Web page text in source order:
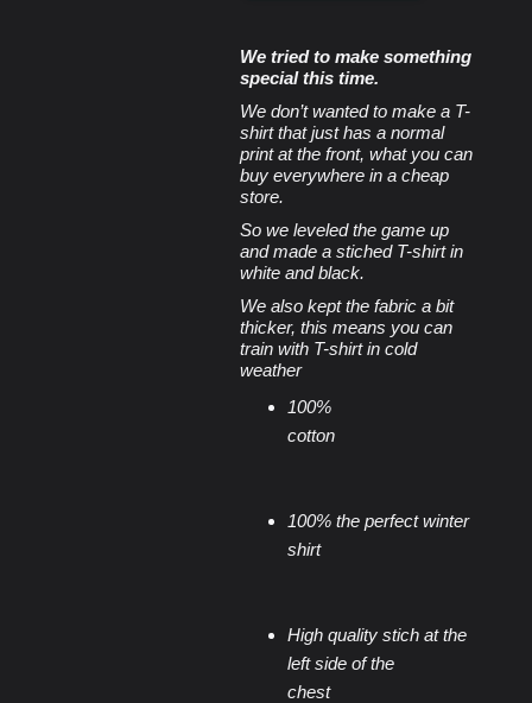
We tried to make something
special this time.
We don’t wanted to make a T-
shirt that just has a normal
print at the front, what you can
buy everywhere in a cheap
store.
So we leveled the game up
and made a stiched T-shirt in
white and black.
We also kept the fabric a bit
thicker, this means you can
train with T-shirt in cold
weather
100%
cotton
100% the perfect winter
shirt
High quality stich at the
left side of the
chest